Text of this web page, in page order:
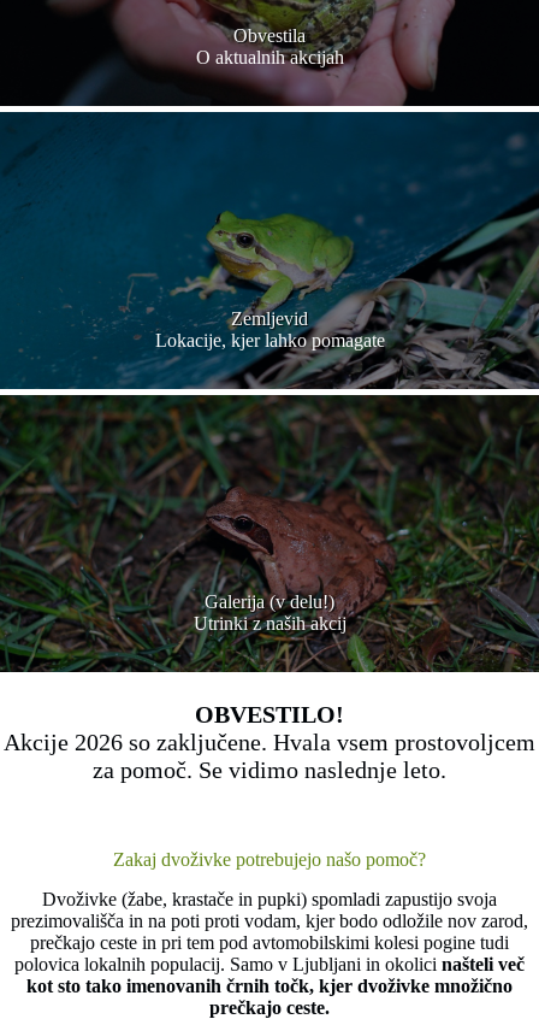
Obvestila
O aktualnih akcijah
Zemljevid
Lokacije, kjer lahko pomagate
Galerija (v delu!)
Utrinki z naših akcij
OBVESTILO!
Akcije 2026 so zaključene. Hvala vsem prostovoljcem
za pomoč. Se vidimo naslednje leto.
Zakaj dvoživke potrebujejo našo pomoč?
Dvoživke (žabe, krastače in pupki) spomladi zapustijo svoja
prezimovališča in na poti proti vodam, kjer bodo odložile nov zarod,
prečkajo ceste in pri tem pod avtomobilskimi kolesi pogine tudi
polovica lokalnih populacij. Samo v Ljubljani in okolici našteli več
kot sto tako imenovanih črnih točk, kjer dvoživke množično
prečkajo ceste.